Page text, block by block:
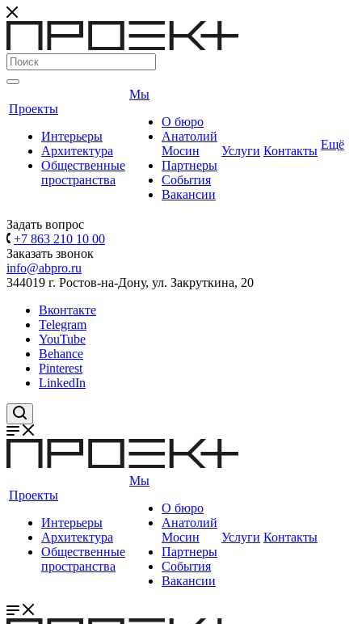
Проекты
Интерьеры
Архитектура
Общественные
пространства
Мы
О бюро
Анатолий
Мосин
Партнеры
События
Вакансии
Услуги Контакты Ещё
Задать вопрос
+7 863 210 10 00
Заказать звонок
info@abpro.ru
344019 г. Ростов-на-Дону, ул. Закруткина, 20
Вконтакте
Telegram
YouTube
Behance
Pinterest
LinkedIn
Проекты
Интерьеры
Архитектура
Общественные
пространства
Мы
О бюро
Анатолий
Мосин
Партнеры
События
Вакансии
Услуги Контакты